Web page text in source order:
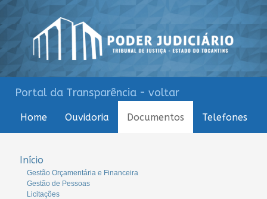
Portal da Transparência - voltar
Home Ouvidoria Documentos Telefones
Início
Gestão Orçamentária e Financeira
Gestão de Pessoas
Licitações